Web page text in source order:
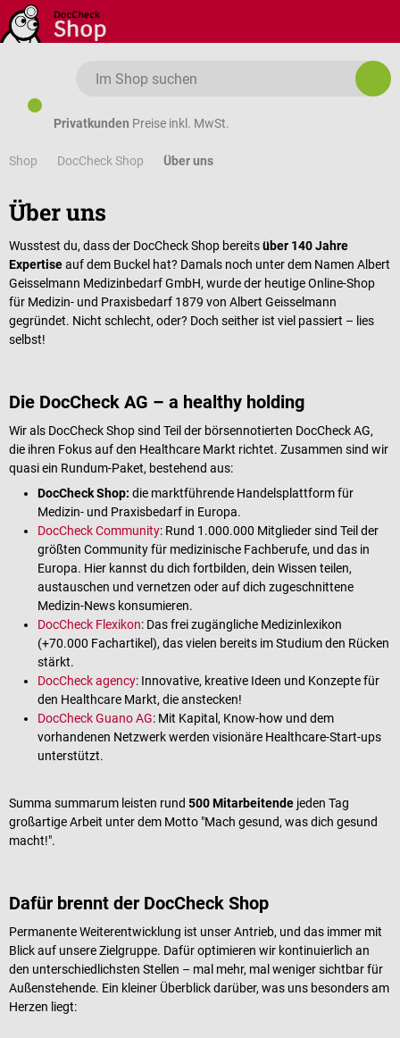
Zum Hauptinhalt springen
Privatkunden Preise inkl. MwSt.
Shop DocCheck Shop Über uns
Über uns
Wusstest du, dass der DocCheck Shop bereitsüber 140 Jahre
Expertiseauf dem Buckel hat? Damals noch unter dem Namen Albert
Geisselmann Medizinbedarf GmbH, wurde der heutige Online-Shop
für Medizin- und Praxisbedarf 1879 von Albert Geisselmann
gegründet. Nicht schlecht, oder? Doch seither ist viel passiert – lies
selbst!
Die DocCheck AG – a healthy holding
Wir als DocCheck Shop sind Teil der börsennotierten DocCheck AG,
die ihren Fokus auf den Healthcare Markt richtet. Zusammen sind wir
quasi ein Rundum-Paket, bestehend aus:
DocCheck Shop: die marktführende Handelsplattform für
Medizin- und Praxisbedarf in Europa.
DocCheck Community: Rund 1.000.000 Mitglieder sind Teil der
größten Community für medizinische Fachberufe, und das in
Europa. Hier kannst du dich fortbilden, dein Wissen teilen,
austauschen und vernetzen oder auf dich zugeschnittene
Medizin-News konsumieren.
DocCheck Flexikon: Das frei zugängliche Medizinlexikon
(+70.000 Fachartikel), das vielen bereits im Studium den Rücken
stärkt.
DocCheck agency: Innovative, kreative Ideen und Konzepte für
den Healthcare Markt, die anstecken!
DocCheck Guano AG: Mit Kapital, Know-how und dem
vorhandenen Netzwerk werden visionäre Healthcare-Start-ups
unterstützt.
Summa summarum leisten rund 500 Mitarbeitende jeden Tag
großartige Arbeit unter dem Motto "Mach gesund, was dich gesund
macht!".
Dafür brennt der DocCheck Shop
Permanente Weiterentwicklung ist unser Antrieb, und das immer mit
Blick auf unsere Zielgruppe. Dafür optimieren wir kontinuierlich an
den unterschiedlichsten Stellen – mal mehr, mal weniger sichtbar für
Außenstehende. Ein kleiner Überblick darüber, was uns besonders am
Herzen liegt: